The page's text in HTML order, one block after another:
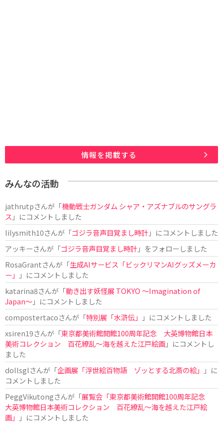
情報を掲載する
みんなの活動
jathrutpさんが「機動戦士ガンダム シャア・アズナブルのサングラ
ス 」にコメントしました
lilysmith10さんが「ゴジラ音声目覚まし時計」にコメントしました
アッキーさんが「ゴジラ音声目覚まし時計」をフォローしました
RosaGrantさんが「生成AIサービス「ビックリマンAIグッズメーカ
ー」
」にコメントしました
katarina8さんが「動き出す妖怪展 TOKYO 〜Imagination of
Japan〜」にコメントしました
compostertacoさんが「特別展「水滸伝」
」にコメントしました
xsiren19さんが「東京都美術館開館100周年記念 大英博物館日本
美術コレクション 百花繚乱～海を越えた江戸絵画」にコメントし
ました
dollsglさんが「企画展「浮世絵百物語 ゾッとする北斎の絵」
」に
コメントしました
PeggVikutongさんが「展覧会「東京都美術館開館100周年記念
大英博物館日本美術コレクション 百花繚乱〜海を越えた江戸絵
画」
」にコメントしました